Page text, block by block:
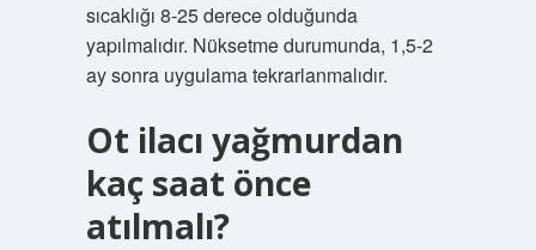
sıcaklığı 8-25 derece olduğunda
yapılmalıdır. Nüksetme durumunda, 1,5-2
ay sonra uygulama tekrarlanmalıdır.
Ot ilacı yağmurdan
kaç saat önce
atılmalı?